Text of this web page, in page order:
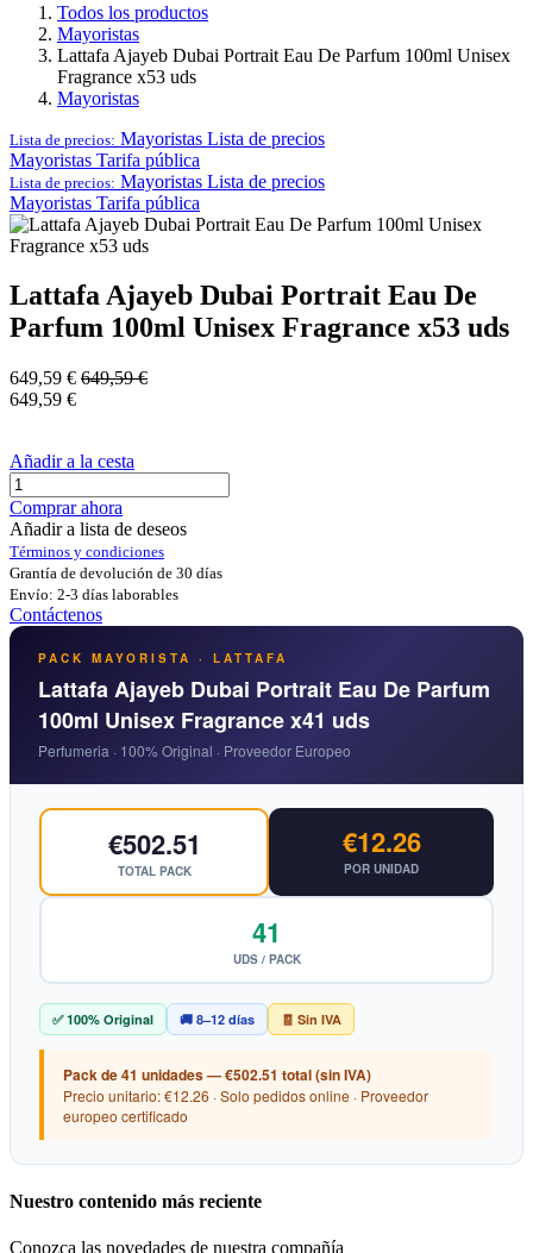
Todos los productos
Mayoristas
Lattafa Ajayeb Dubai Portrait Eau De Parfum 100ml Unisex
Fragrance x53 uds
Mayoristas
Lista de precios: Mayoristas Lista de precios
Mayoristas Tarifa pública
Lista de precios: Mayoristas Lista de precios
Mayoristas Tarifa pública
Lattafa Ajayeb Dubai Portrait Eau De
Parfum 100ml Unisex Fragrance x53 uds
649,59 € 649,59€
649,59 €
Añadir a la cesta
Comprar ahora
Añadir a lista de deseos
Términos y condiciones
Grantía de devolución de 30 días
Envío: 2-3 días laborables
Contáctenos
PACK MAYORISTA · LATTAFA
Lattafa Ajayeb Dubai Portrait Eau De Parfum
100ml Unisex Fragrance x41 uds
Perfumeria · 100% Original · Proveedor Europeo
€502.51
TOTAL PACK
€12.26
POR UNIDAD
41
UDS / PACK
✅ 100% Original 🚚 8–12 días 🧾 Sin IVA
Pack de 41 unidades — €502.51 total (sin IVA)
Precio unitario: €12.26 · Solo pedidos online · Proveedor
europeo certificado
Nuestro contenido más reciente
Conozca las novedades de nuestra compañía